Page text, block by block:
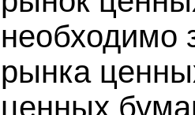
необходимо
рынка
ценных